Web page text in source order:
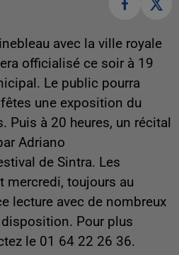
avec la ville royale
officialisé ce soir à 19
Le public pourra
une exposition du
Puis à 20 heures, un récital
Adriano
de Sintra. Les
toujours au
lecture avec de nombreux
Pour plus
le 01 64 22 26 36.